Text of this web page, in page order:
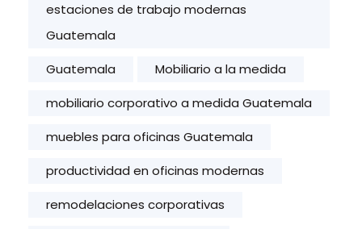
estaciones de trabajo modernas
Guatemala
Guatemala
Mobiliario a la medida
mobiliario corporativo a medida Guatemala
muebles para oficinas Guatemala
productividad en oficinas modernas
remodelaciones corporativas